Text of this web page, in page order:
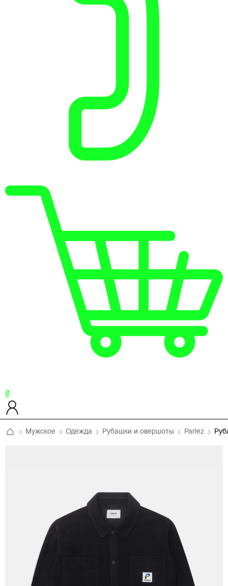
0
Мужское Одежда Рубашки и овершоты Parlez